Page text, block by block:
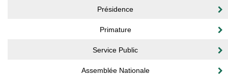
Présidence
Primature
Service Public
Assemblée Nationale